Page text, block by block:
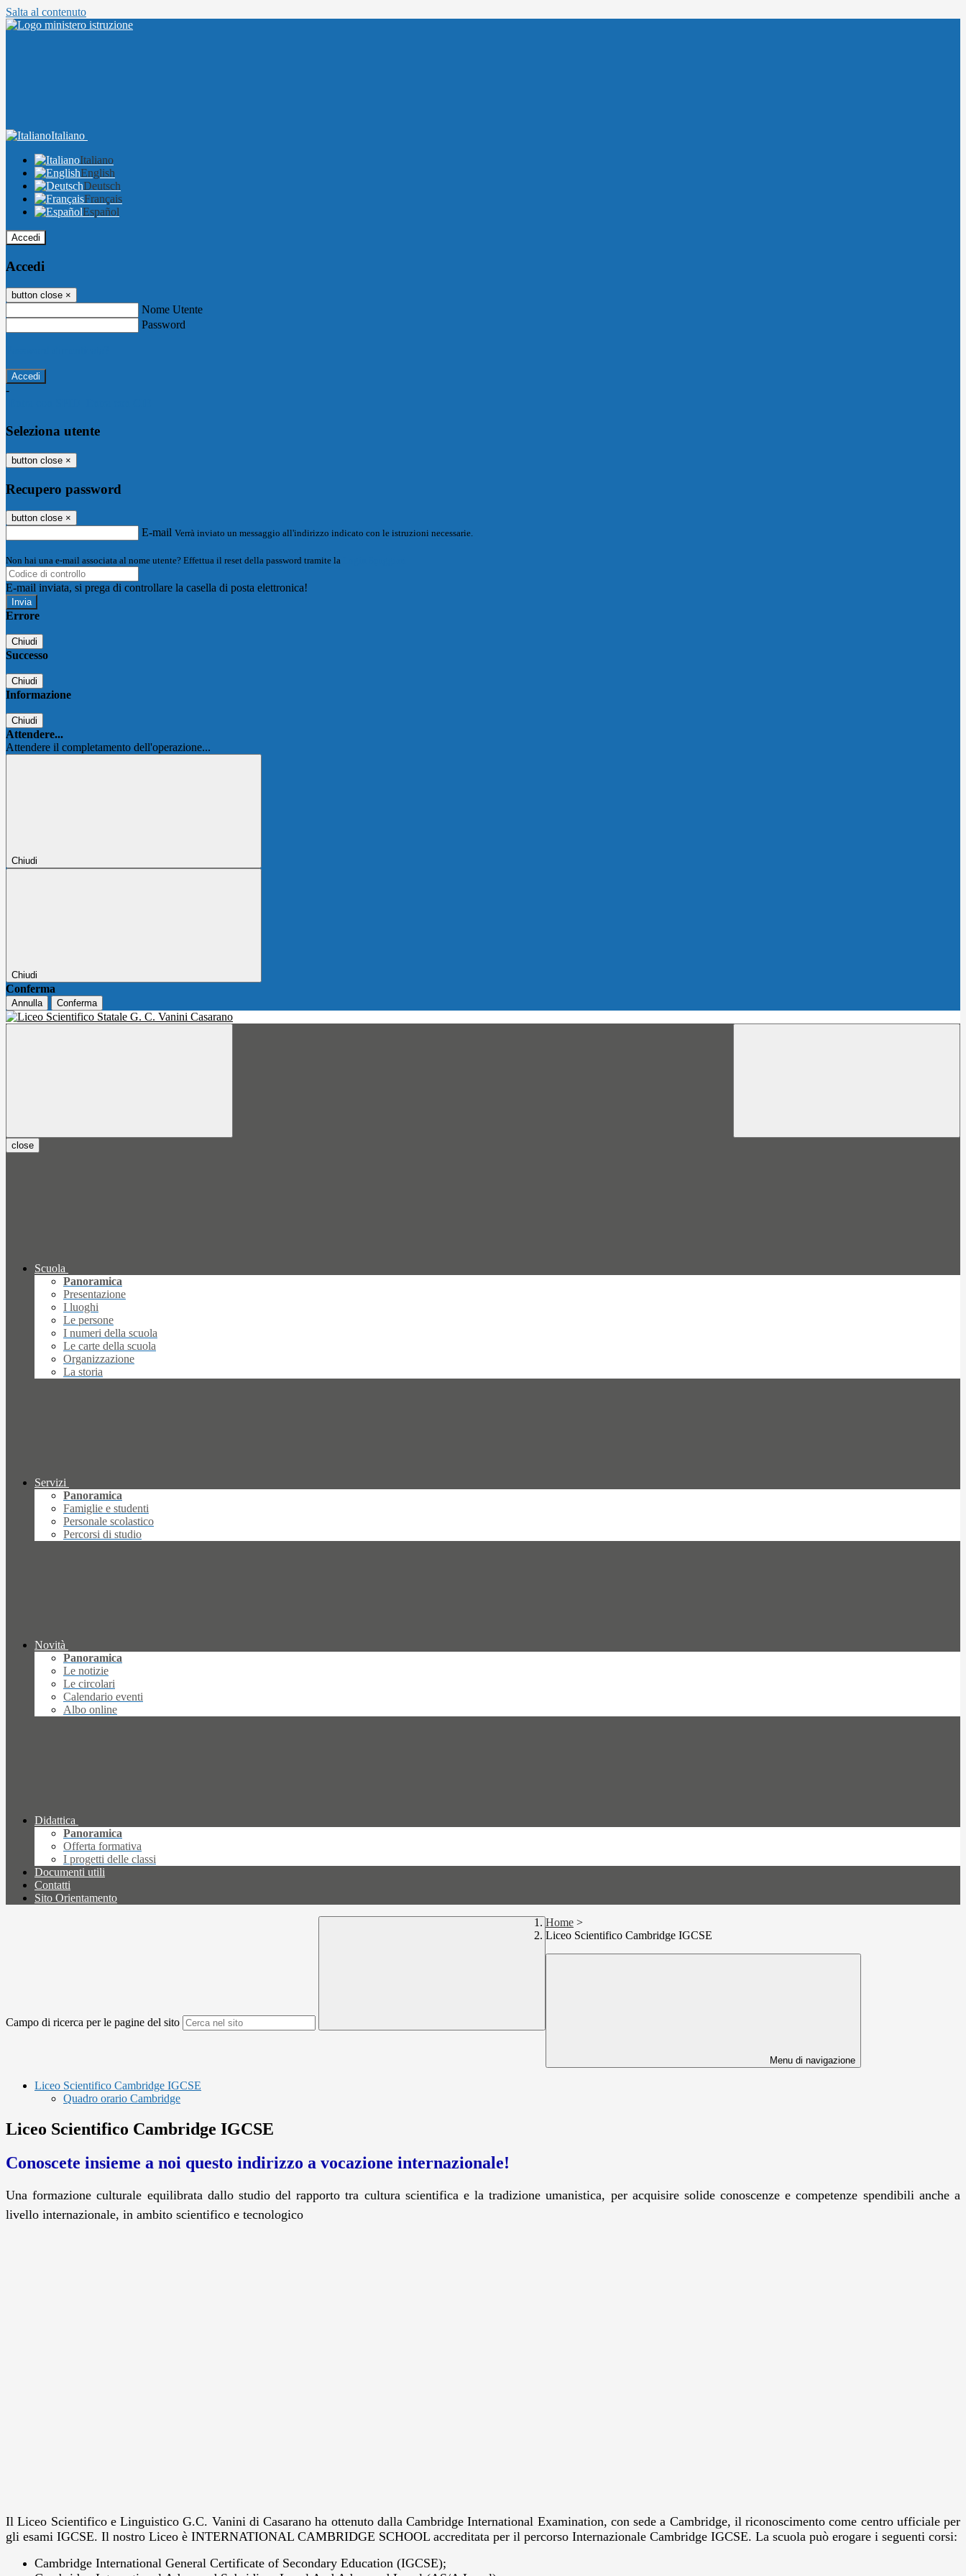
Salta al contenuto
Italiano
Italiano
English
Deutsch
Français
Español
Accedi
Accedi
button close ×
Nome Utente
Password
-
Seleziona utente
button close ×
Recupero password
button close ×
E-mail Verrà inviato un messaggio all'indirizzo indicato con le istruzioni necessarie.
Non hai una e-mail associata al nome utente? Effettua il reset della password tramite la
E-mail inviata, si prega di controllare la casella di posta elettronica!
Errore
Chiudi
Successo
Chiudi
Informazione
Chiudi
Attendere...
Attendere il completamento dell'operazione...
Chiudi
Chiudi
Conferma
Annulla Conferma
close
Scuola
Panoramica
Presentazione
I luoghi
Le persone
I numeri della scuola
Le carte della scuola
Organizzazione
La storia
Servizi
Panoramica
Famiglie e studenti
Personale scolastico
Percorsi di studio
Novità
Panoramica
Le notizie
Le circolari
Calendario eventi
Albo online
Didattica
Panoramica
Offerta formativa
I progetti delle classi
Documenti utili
Contatti
Sito Orientamento
Campo di ricerca per le pagine del sito
Home >
Liceo Scientifico Cambridge IGCSE
Menu di navigazione
Liceo Scientifico Cambridge IGCSE
Quadro orario Cambridge
Liceo Scientifico Cambridge IGCSE
Conoscete insieme a noi questo indirizzo a vocazione internazionale!
Una formazione culturale equilibrata dallo studio del rapporto tra cultura scientifica e la tradizione umanistica, per acquisire solide conoscenze e competenze spendibili anche a
livello internazionale, in ambito scientifico e tecnologico
Il Liceo Scientifico e Linguistico G.C. Vanini di Casarano ha ottenuto dalla Cambridge International Examination, con sede a Cambridge, il riconoscimento come centro ufficiale per
gli esami IGCSE. Il nostro Liceo è INTERNATIONAL CAMBRIDGE SCHOOL accreditata per il percorso Internazionale Cambridge IGCSE. La scuola può erogare i seguenti corsi:
Cambridge International General Certificate of Secondary Education (IGCSE);